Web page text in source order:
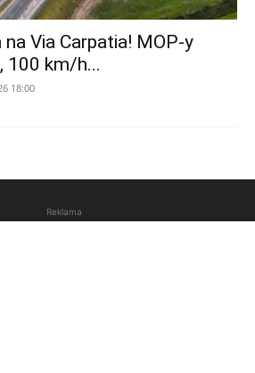
Via Carpatia! MOP-y
100 km/h...
18:00
Reklama